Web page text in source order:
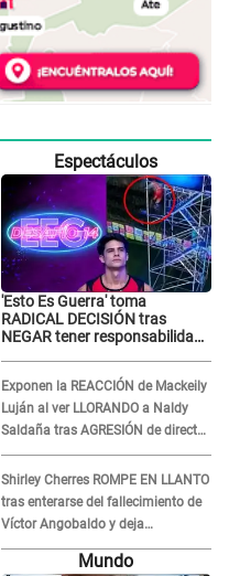
Espectáculos
'Esto Es Guerra' toma
RADICAL DECISIÓN tras
NEGAR tener responsabilidad
Exponen la REACCIÓN de Mackeily
Luján al ver LLORANDO a Naldy
Saldaña tras AGRESIÓN de director
de 'La Bella Luz': Esto hizo
Shirley Cherres ROMPE EN LLANTO
tras enterarse del fallecimiento de
Víctor Angobaldo y deja
DESGARRADOR mensaje: "Mi
corazón está roto..."
Mundo